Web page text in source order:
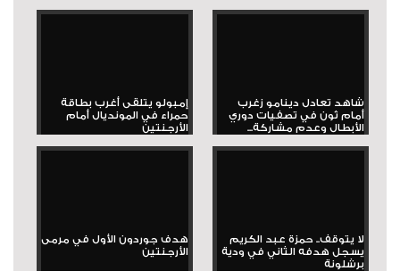
شاهد تعادل دينامو زغرب
أمام ثون في تصفيات دوري
الأبطال وعدم مشاركة...
إمبولو يتلقى أغرب بطاقة
حمراء في المونديال أمام
الأرجنتين
لا يتوقف.. حمزة عبد الكريم
يسجل هدفه الثاني في ودية
برشلونة
هدف جوردون الأول في مرمى
الأرجنتين